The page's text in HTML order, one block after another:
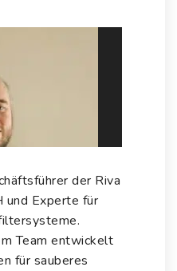
der Riva
und Experte für
Team entwickelt
für sauberes